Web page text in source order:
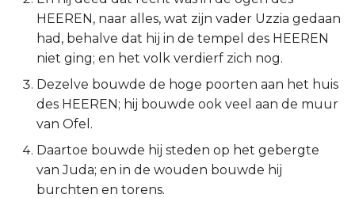
Romeinen
1 Korinthe
2 Korinthe
Galaten
Éfeze
HEEREN, naar alles, wat zijn vader Uzzia gedaan
had, behalve dat hij in de tempel des HEEREN
niet ging; en het volk verdierf zich nog.
Dezelve bouwde de hoge poorten aan het huis
des HEEREN; hij bouwde ook veel aan de muur
van Ofel.
Daartoe bouwde hij steden op het gebergte
van Juda; en in de wouden bouwde hij
burchten en torens.